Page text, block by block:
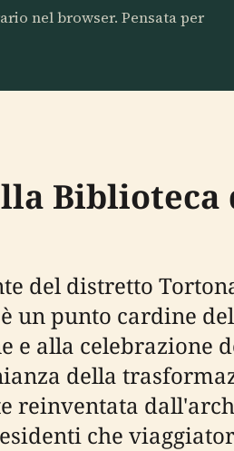
nel browser. Pensata per
Biblioteca
del distretto
un punto cardine
e alla celebrazione
della
reinventata
che